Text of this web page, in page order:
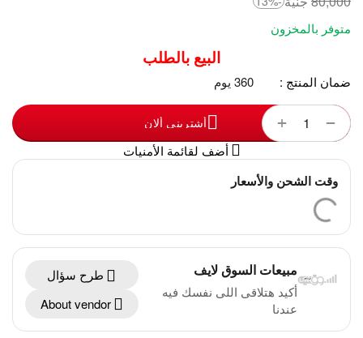
متوفر بالمخزون
البيع بالطلب
ضمان المنتج : 360 يوم
+ − أشترينى ألان
أضف لقائمة الأمنيات
وقت الشحن والأسعار
مبيعات السوق لايف
أكيد هتلاقى اللى نفسك فيه
عندنا
طرح سؤال
About vendor